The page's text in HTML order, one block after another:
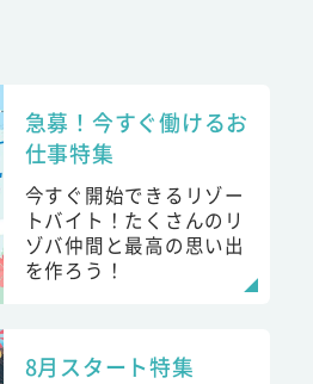
急募！今すぐ働けるお
仕事特集
今すぐ開始できるリゾー
トバイト！たくさんのリ
ゾバ仲間と最高の思い出
を作ろう！
8月スタート特集